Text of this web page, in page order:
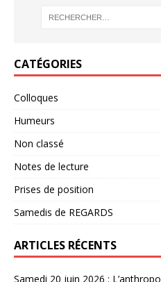
CATÉGORIES
Colloques
Humeurs
Non classé
Notes de lecture
Prises de position
Samedis de REGARDS
ARTICLES RÉCENTS
Samedi 20 juin 2026 :